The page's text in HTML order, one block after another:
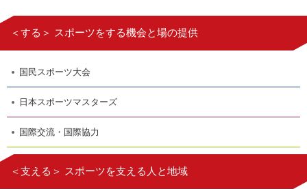
＜する＞ スポーツをする機会と場の提供
国民スポーツ大会
日本スポーツマスターズ
国際交流・国際協力
＜支える＞ スポーツを支える人と地域